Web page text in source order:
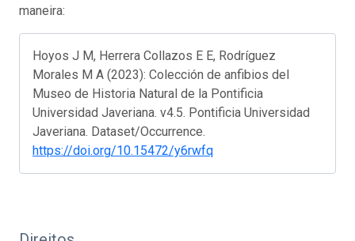
maneira:
Hoyos J M, Herrera Collazos E E, Rodríguez
Morales M A (2023): Colección de anfibios del
Museo de Historia Natural de la Pontificia
Universidad Javeriana. v4.5. Pontificia Universidad
Javeriana. Dataset/Occurrence.
https://doi.org/10.15472/y6rwfq